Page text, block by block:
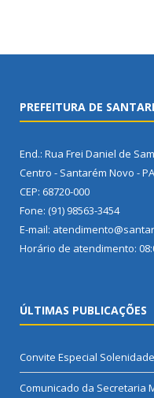
PREFEITURA DE
End.: Rua Frei Daniel de
Centro - Santarém Novo - PA
CEP: 68720-000
Fone: (91) 98563-3454
E-mail:
Horário de atendimento:
ÚLTIMAS PUBLICAÇÕES
Convite Especial
Comunicado da Secretaria